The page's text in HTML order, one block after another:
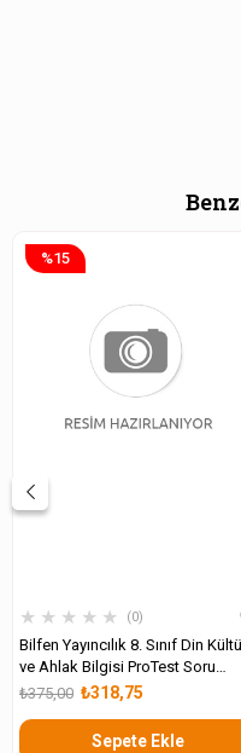
★ ★ ★ ★ ★ 0
Bilfen Yayıncılık 8. Sınıf Din
ve Ahlak Bilgisi ProTest Soru
Bankası ₺318,75
₺375,00
Sepete Ekle
%15